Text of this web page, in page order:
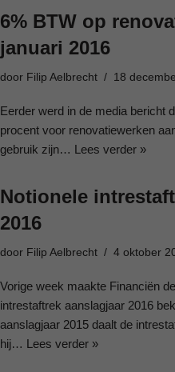
6% BTW op
januari 2016
door Filip Aelbrecht 18
Eerder werd in de media bericht
procent voor renovatiewerken
gebruik zijn… Lees verder »
Notionele
2016
door Filip Aelbrecht 4 oktober
Vorige week maakte Financiën
intrestaftrek aanslagjaar 2016
aanslagjaar 2015 daalt de
hij… Lees verder »